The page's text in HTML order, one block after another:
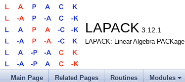
LAPACK 3.12.1
LAPACK: Linear Algebra PACKage
Main Page Related Pages Routines Modules
ddrvsy_aa.f
► ddrvsy_aa_2stage.f
ddrvsy_rk.f
► ddrvsy_rook.f
► ddrvsyx.f
debchvxx.f
► derrab.f